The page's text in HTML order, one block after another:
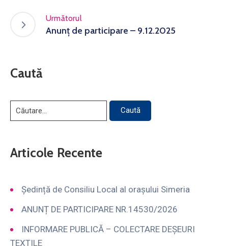
Următorul
Anunț de participare – 9.12.2025
Caută
Articole Recente
Ședință de Consiliu Local al orașului Simeria
ANUNȚ DE PARTICIPARE NR.14530/2026
INFORMARE PUBLICĂ – COLECTARE DEȘEURI
TEXTILE